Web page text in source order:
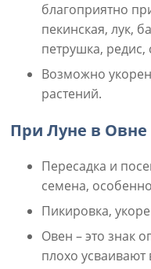
благоприятно
пекинская, лук,
петрушка, редис,
Возможно
растений.
При Луне в
Пересадка и
семена,
Пикировка,
Овен – это знак
плохо усваивают